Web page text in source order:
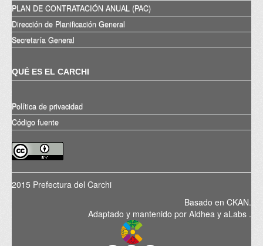
PLAN DE CONTRATACIÓN ANUAL (PAC)
Dirección de Planificación General
Secretaría General
QUÉ ES EL CARCHI
Política de privacidad
Código fuente
2015 Prefectura del Carchi
Basado en CKAN.
Adaptado y mantenido por Aldhea y aLabs .